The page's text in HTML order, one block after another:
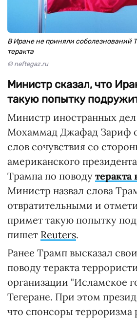
В Иране не приняли соболезнований
теракта
© neftegaz.ru
Министр сказал, что
такую попытку
Министр иностранных
Мохаммад Джафад Зариф
слов сочувствия со
американского
Трампа по поводу теракта
Министр назвал слова
отвратительными и
примет такую попытку
пишет Reuters.
Ранее Трамп высказал
поводу теракта
организации "Исламское
Тегеране. При этом
что спонсоры терроризма